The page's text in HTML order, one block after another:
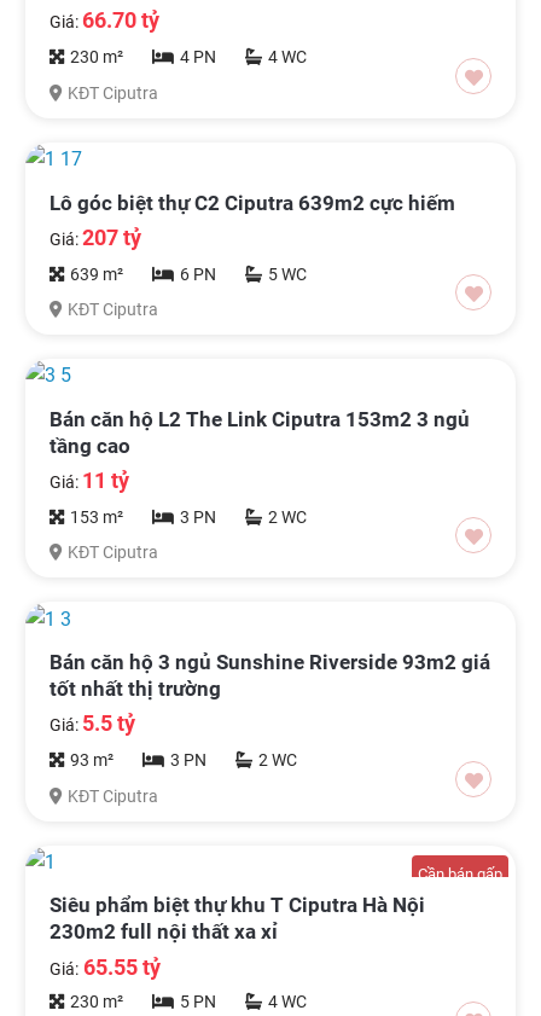
Giá:66.70 tỷ
230 m² 4 PN
4 WC
KĐT Ciputra
Lô góc biệt thự C2 Ciputra 639m2 cực hiếm
Giá:207 tỷ
639 m² 6 PN
5 WC
KĐT Ciputra
Bán căn hộ L2 The Link Ciputra 153m2 3 ngủ
tầng cao
Giá: 11 tỷ
153 m² 3 PN
2 WC
KĐT Ciputra
Bán căn hộ 3 ngủ Sunshine Riverside 93m2 giá
tốt nhất thị trường
Giá: 5.5 tỷ
93 m² 3 PN
2 WC
KĐT Ciputra
Cần bán gấp
Siêu phẩm biệt thự khu T Ciputra Hà Nội
230m2 full nội thất xa xỉ
Giá:65.55 tỷ
230 m² 5 PN
4 WC